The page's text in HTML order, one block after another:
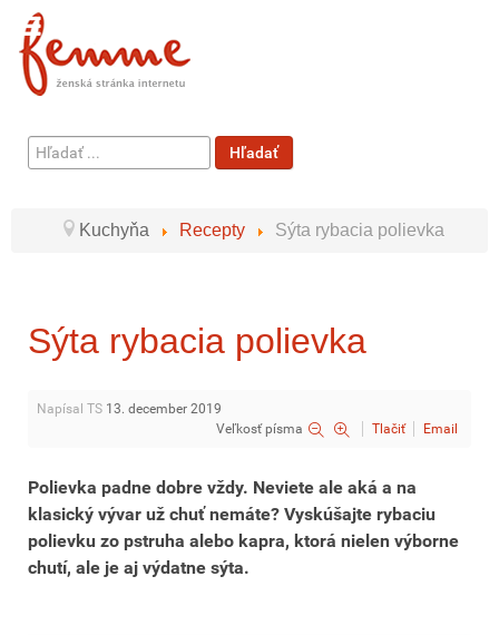
Hľadať
...
Hľadať
Kuchyňa Recepty Sýta rybacia polievka
Sýta rybacia polievka
Napísal TS 13. december 2019
Veľkosť písma
Tlačiť Email
Polievka padne dobre vždy. Neviete ale aká a na
klasický vývar už chuť nemáte? Vyskúšajte rybaciu
polievku zo pstruha alebo kapra, ktorá nielen výborne
chutí, ale je aj výdatne sýta.